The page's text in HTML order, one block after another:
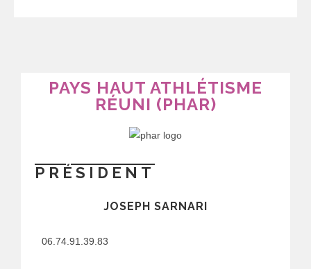
PAYS HAUT ATHLÉTISME
RÉUNI (PHAR)
PRÉSIDENT
JOSEPH SARNARI
06.74.91.39.83